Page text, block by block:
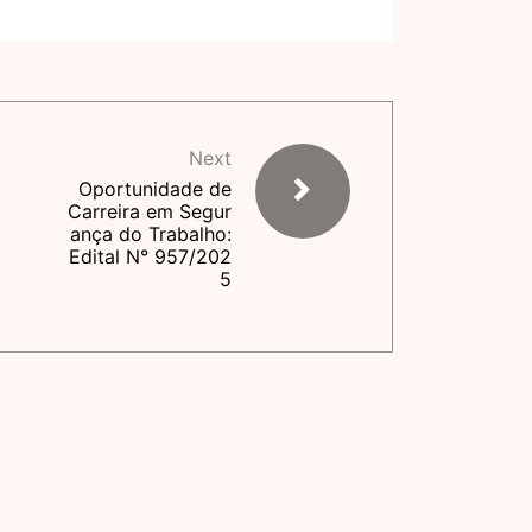
Next
Oportunidade de
Carreira em Segur
ança do Trabalho:
Edital N° 957/202
5